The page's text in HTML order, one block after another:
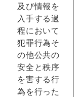
及び情報を
入手する過
程において
犯罪行為そ
の他公共の
安全と秩序
を害する行
為を行った